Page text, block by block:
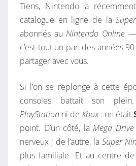
E
C
H
A
R
O
P
P
R
E
Tiens, Nintendo a
catalogue en ligne de la
abonnés auNintendo Online—
c’est tout un pan des années
partager avec vous.
Si l’on se replonge à cette
consoles battait son
PlayStation ni deXbox: on était
point. D’un côté, la Mega Drive
nerveux ; de l’autre, la Super
plus familiale. Et au centre